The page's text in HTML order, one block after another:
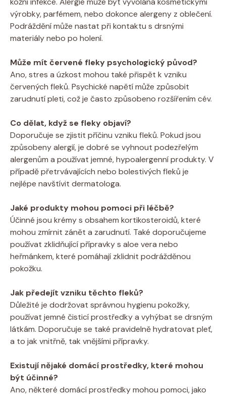
výrobky, parfémem, nebo dokonce alergeny z oblečení.
Podráždění může nastat při kontaktu s drsnými
materiály nebo po holení.
Může mít červené fleky psychologický původ?
Ano, stres a úzkost mohou také přispět k vzniku
červených fleků. Psychické napětí může způsobit
zarudnutí pleti, což je často způsobeno rozšířením cév.
Co dělat, když se fleky objaví?
Doporučuje se zjistit příčinu vzniku fleků. Pokud jsou
způsobeny alergií, je dobré se vyhnout podezřelým
alergenům a používat jemné, hypoalergenní produkty. V
případě přetrvávajících nebo bolestivých fleků je
nejlépe navštívit dermatologa.
Jaké produkty mohou pomoci při léčbě?
Účinné jsou krémy s obsahem kortikosteroidů, které
mohou zmírnit zánět a zarudnutí. Také doporučujeme
používat zklidňující přípravky s aloe vera nebo
heřmánkem, které pomáhají zklidnit podrážděnou
pokožku.
Jak předejít vzniku těchto fleků?
Důležité je dodržovat správnou hygienu pokožky,
používat jemné čisticí prostředky a vyhýbat se drsným
látkám. Doporučuje se také pravidelně hydratovat pleť,
a to jak vnitřně, tak vnějšími přípravky.
Existují nějaké domácí prostředky, které mohou
být účinné?
Ano, některé domácí prostředky mohou pomoci, jako